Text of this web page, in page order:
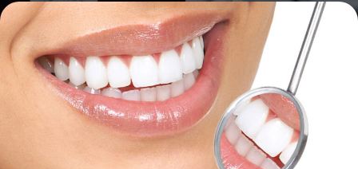
Home Prestazioni Odontoiatria estetica